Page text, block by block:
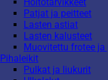
Patjat ja peitteet
Lasten astiat
Lasten kalusteet
Muovitettu frotee
Pihaleikit
Pulkat ja liukurit